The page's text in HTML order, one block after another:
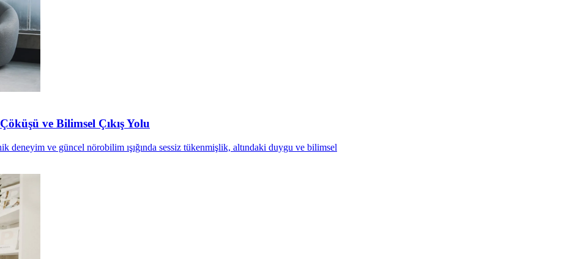
ve Bilimsel Çıkış Yolu
deneyim ve güncel nörobilim ışığında sessiz tükenmişlik, altındaki duygu ve bilimsel